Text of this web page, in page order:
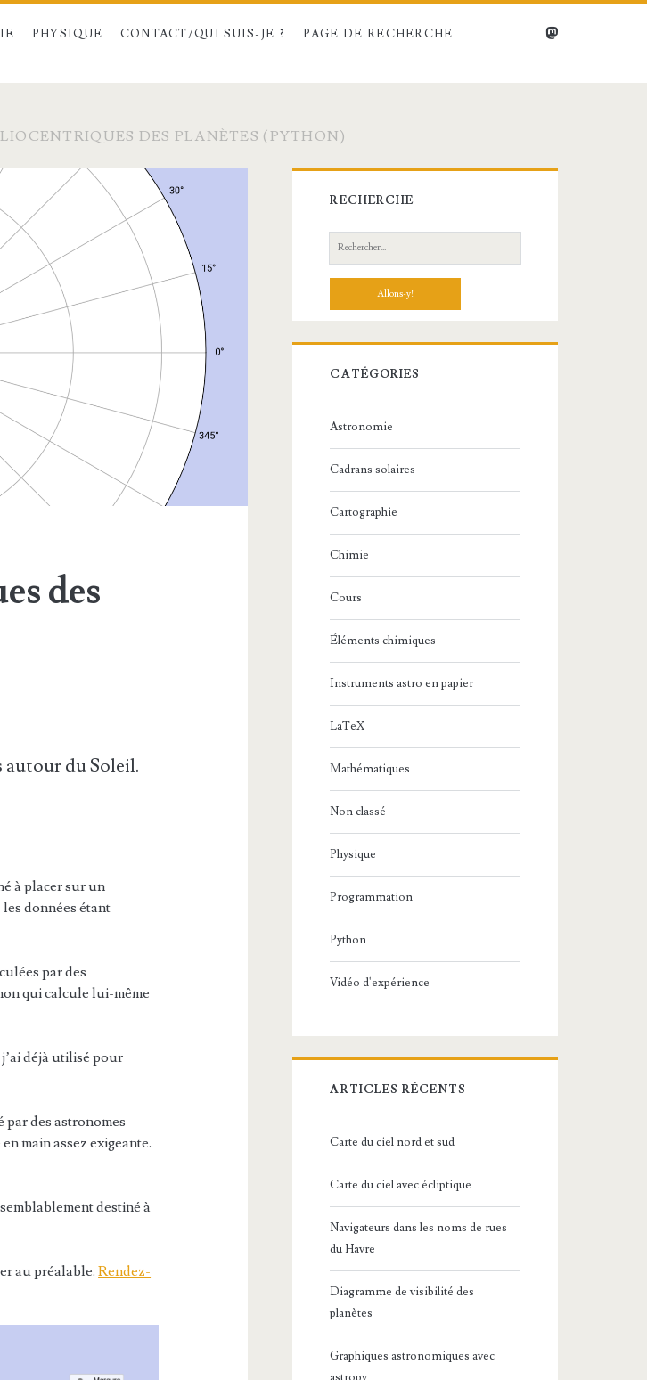
PHYSIQUE CONTACT/QUI SUIS-JE ? PAGE DE RECHERCHE mastodon
DES PLANÈTES (PYTHON)
des
autour du Soleil.
à placer sur un
données étant
par des
qui calcule lui-même
déjà utilisé pour
par des astronomes
main assez exigeante.
destiné à
au préalable.Rendez-
Barre
latérale
principale
RECHERCHE
Recherche:
CATÉGORIES
Astronomie
Cadrans solaires
Cartographie
Chimie
Cours
Éléments chimiques
Instruments astro en papier
LaTeX
Mathématiques
Non classé
Physique
Programmation
Python
Vidéo d'expérience
ARTICLES RÉCENTS
Carte du ciel nord et sud
Carte du ciel avec écliptique
Navigateurs dans les noms de rues
du Havre
Diagramme de visibilité des
planètes
Graphiques astronomiques avec